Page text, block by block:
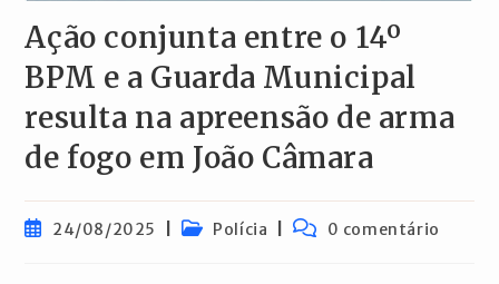
Ação conjunta entre o 14º
BPM e a Guarda Municipal
resulta na apreensão de arma
de fogo em João Câmara
Post24/08/2025
Categoria
Polícia
Comentários
0 comentário